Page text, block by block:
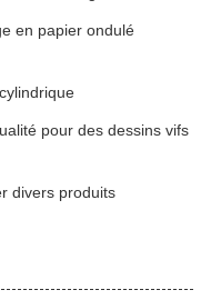
en papier ondulé
pour des dessins vifs
divers produits